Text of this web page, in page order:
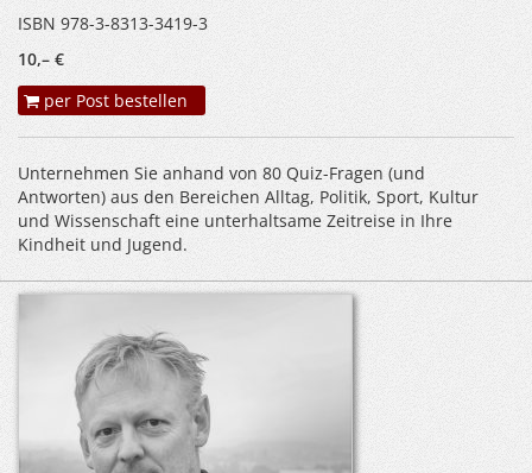
ISBN 978-3-8313-3419-3
10,– €
per Post bestellen
Unternehmen Sie anhand von 80 Quiz-Fragen (und
Antworten) aus den Bereichen Alltag, Politik, Sport, Kultur
und Wissenschaft eine unterhaltsame Zeitreise in Ihre
Kindheit und Jugend.